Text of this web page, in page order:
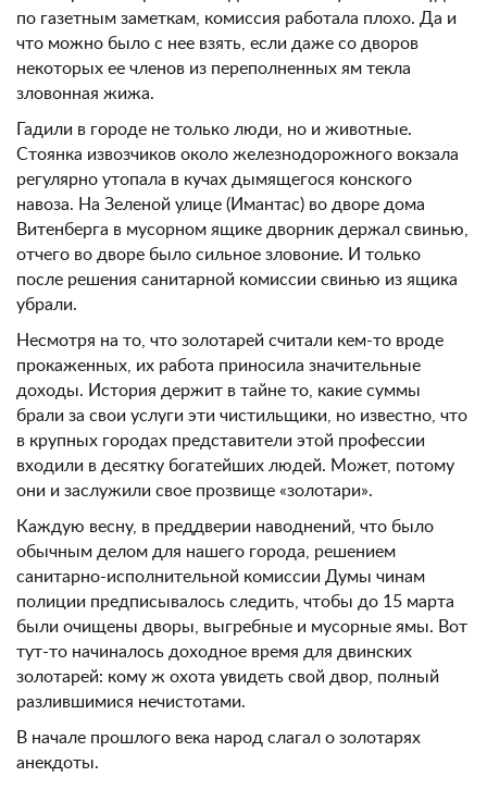
по газетным заметкам, комиссия работала плохо. Да и
что можно было с нее взять, если даже со дворов
некоторых ее членов из переполненных ям текла
зловонная жижа.
Гадили в городе не только люди, но и животные.
Стоянка извозчиков около железнодорожного вокзала
регулярно утопала в кучах дымящегося конского
навоза. На Зеленой улице (Имантас) во дворе дома
Витенберга в мусорном ящике дворник держал свинью,
отчего во дворе было сильное зловоние. И только
после решения санитарной комиссии свинью из ящика
убрали.
Несмотря на то, что золотарей считали кем-то вроде
прокаженных, их работа приносила значительные
доходы. История держит в тайне то, какие суммы
брали за свои услуги эти чистильщики, но известно, что
в крупных городах представители этой профессии
входили в десятку богатейших людей. Может, потому
они и заслужили свое прозвище «золотари».
Каждую весну, в преддверии наводнений, что было
обычным делом для нашего города, решением
санитарно-исполнительной комиссии Думы чинам
полиции предписывалось следить, чтобы до 15 марта
были очищены дворы, выгребные и мусорные ямы. Вот
тут-то начиналось доходное время для двинских
золотарей: кому ж охота увидеть свой двор, полный
разлившимися нечистотами.
В начале прошлого века народ слагал о золотарях
анекдоты.